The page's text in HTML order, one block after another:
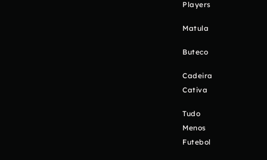
Players
Matula
Buteco
Cadeira
Cativa
Tudo
Menos
Futebol